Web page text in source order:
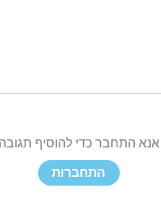
אנא התחבר כדי להוסיף תגובה
התחברות